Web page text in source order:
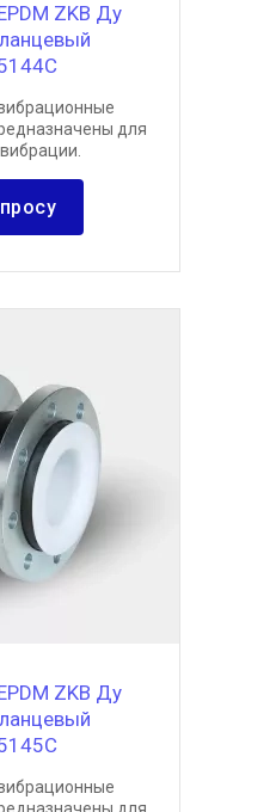
ZKB Ду
для
ZKB Ду